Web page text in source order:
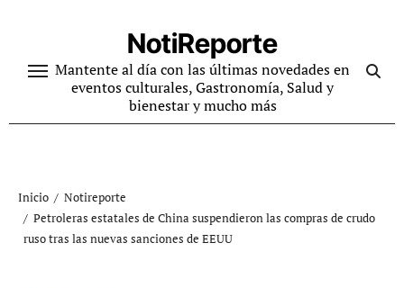
contenido
NotiReporte
Mantente al día con las últimas novedades en
eventos culturales, Gastronomía, Salud y
bienestar y mucho más
Inicio
Notireporte
Petroleras estatales de China suspendieron las compras de crudo
ruso tras las nuevas sanciones de EEUU